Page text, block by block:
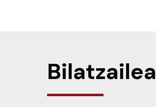
Bilatzailea